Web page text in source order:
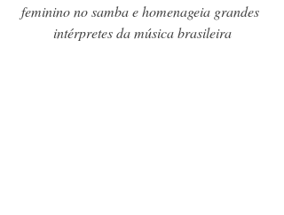
feminino no samba e homenageia grandes
intérpretes da música brasileira